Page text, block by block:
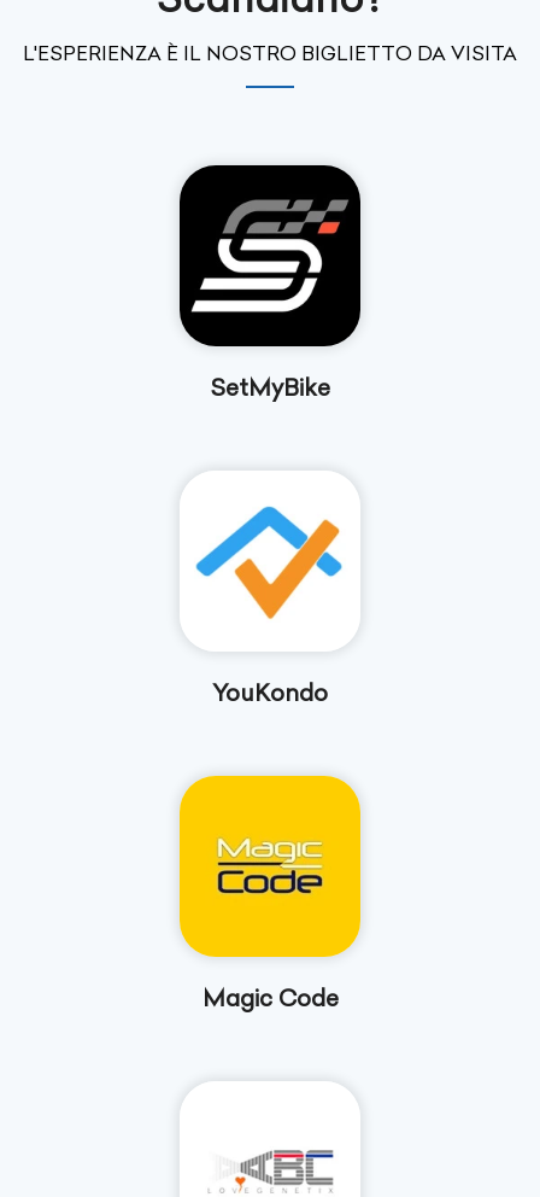
L'ESPERIENZA È IL NOSTRO BIGLIETTO DA VISITA
SetMyBike
YouKondo
Magic Code